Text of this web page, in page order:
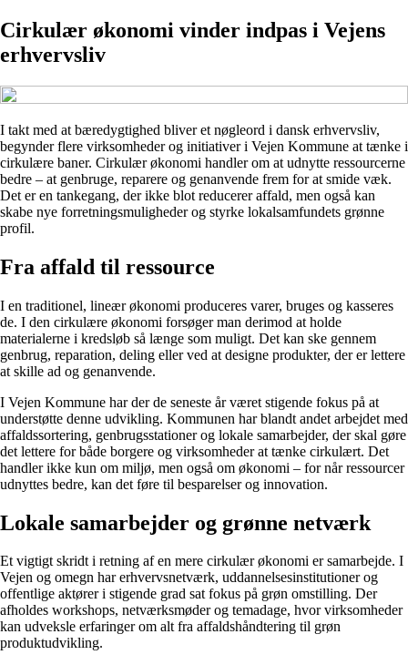
Cirkulær økonomi vinder indpas i Vejens
erhvervsliv
I takt med at bæredygtighed bliver et nøgleord i dansk erhvervsliv,
begynder flere virksomheder og initiativer i Vejen Kommune at tænke i
cirkulære baner. Cirkulær økonomi handler om at udnytte ressourcerne
bedre – at genbruge, reparere og genanvende frem for at smide væk.
Det er en tankegang, der ikke blot reducerer affald, men også kan
skabe nye forretningsmuligheder og styrke lokalsamfundets grønne
profil.
Fra affald til ressource
I en traditionel, lineær økonomi produceres varer, bruges og kasseres
de. I den cirkulære økonomi forsøger man derimod at holde
materialerne i kredsløb så længe som muligt. Det kan ske gennem
genbrug, reparation, deling eller ved at designe produkter, der er lettere
at skille ad og genanvende.
I Vejen Kommune har der de seneste år været stigende fokus på at
understøtte denne udvikling. Kommunen har blandt andet arbejdet med
affaldssortering, genbrugsstationer og lokale samarbejder, der skal gøre
det lettere for både borgere og virksomheder at tænke cirkulært. Det
handler ikke kun om miljø, men også om økonomi – for når ressourcer
udnyttes bedre, kan det føre til besparelser og innovation.
Lokale samarbejder og grønne netværk
Et vigtigt skridt i retning af en mere cirkulær økonomi er samarbejde. I
Vejen og omegn har erhvervsnetværk, uddannelsesinstitutioner og
offentlige aktører i stigende grad sat fokus på grøn omstilling. Der
afholdes workshops, netværksmøder og temadage, hvor virksomheder
kan udveksle erfaringer om alt fra affaldshåndtering til grøn
produktudvikling.